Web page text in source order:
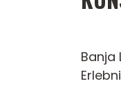
Banja